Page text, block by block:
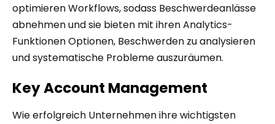
optimieren Workflows, sodass Beschwerdeanlässe
abnehmen und sie bieten mit ihren Analytics-
Funktionen Optionen, Beschwerden zu analysieren
und systematische Probleme auszuräumen.
Key Account Management
Wie erfolgreich Unternehmen ihre wichtigsten